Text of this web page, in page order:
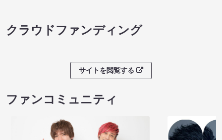
クラウドファンディング
サイトを閲覧する
ファンコミュニティ